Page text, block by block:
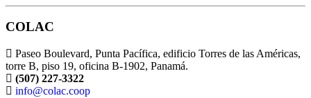
COLAC
Paseo Boulevard, Punta Pacífica, edificio Torres de las Américas,
torre B, piso 19, oficina B-1902, Panamá.
(507) 227-3322
info@colac.coop